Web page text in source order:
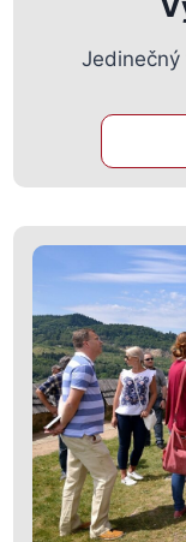
Jedinečný